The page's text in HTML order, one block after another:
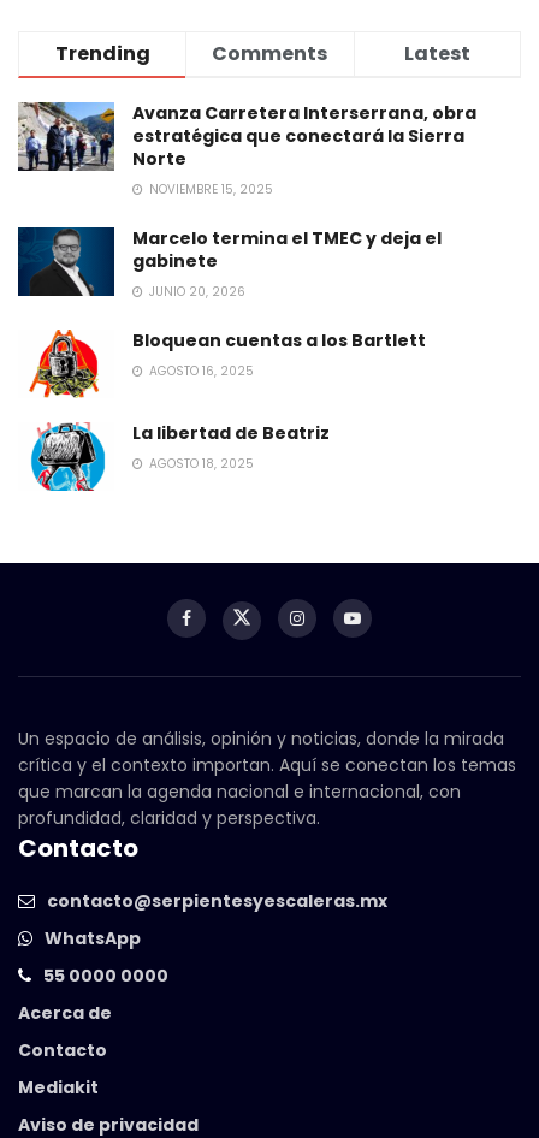
Trending Comments Latest
Avanza Carretera Interserrana, obra
estratégica que conectará la Sierra
Norte
NOVIEMBRE 15, 2025
Marcelo termina el TMEC y deja el
gabinete
JUNIO 20, 2026
Bloquean cuentas a los Bartlett
AGOSTO 16, 2025
La libertad de Beatriz
AGOSTO 18, 2025
Un espacio de análisis, opinión y noticias, donde la mirada
crítica y el contexto importan. Aquí se conectan los temas
que marcan la agenda nacional e internacional, con
profundidad, claridad y perspectiva.
Contacto
contacto@serpientesyescaleras.mx
WhatsApp
55 0000 0000
Acerca de
Contacto
Mediakit
Aviso de privacidad